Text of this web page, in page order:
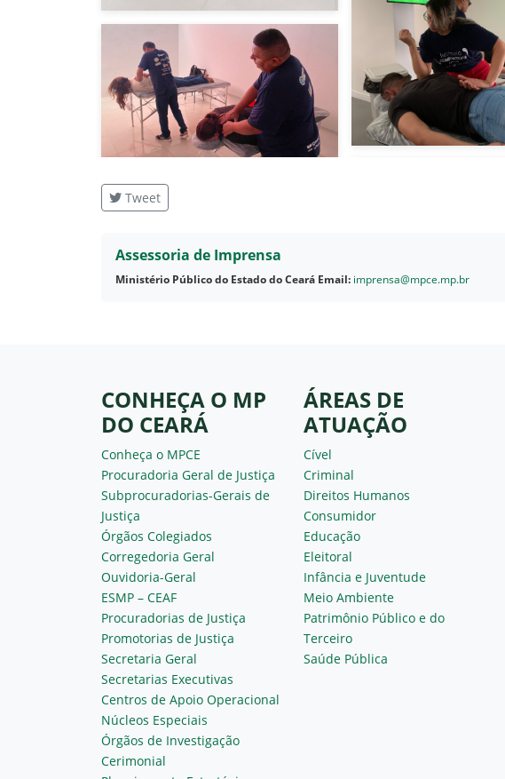
Tweet
Assessoria de Imprensa
Ministério Público do Estado do Ceará Email: imprensa@mpce.mp.br
CONHEÇA O MP
DO CEARÁ
Conheça o MPCE
Procuradoria Geral de Justiça
Subprocuradorias-Gerais de
Justiça
Órgãos Colegiados
Corregedoria Geral
Ouvidoria-Geral
ESMP – CEAF
Procuradorias de Justiça
Promotorias de Justiça
Secretaria Geral
Secretarias Executivas
Centros de Apoio Operacional
Núcleos Especiais
Órgãos de Investigação
Cerimonial
ÁREAS DE
ATUAÇÃO
Cível
Criminal
Direitos Humanos
Consumidor
Educação
Eleitoral
Infância e Juventude
Meio Ambiente
Patrimônio Público e do
Terceiro
Saúde Pública